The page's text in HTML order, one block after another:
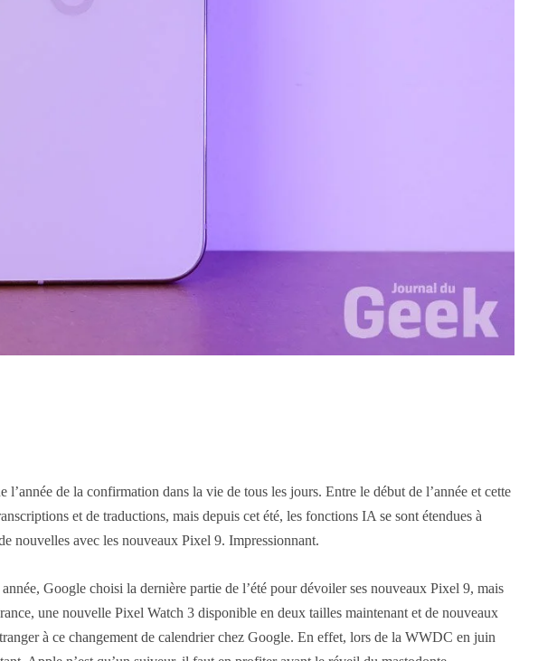
de la confirmation dans la vie de tous les jours. Entre le début de l’année et cette
et de traductions, mais depuis cet été, les fonctions IA se sont étendues à
nouvelles avec les nouveaux Pixel 9. Impressionnant.
Google choisi la dernière partie de l’été pour dévoiler ses nouveaux Pixel 9, mais
une nouvelle Pixel Watch 3 disponible en deux tailles maintenant et de nouveaux
à ce changement de calendrier chez Google. En effet, lors de la WWDC en juin